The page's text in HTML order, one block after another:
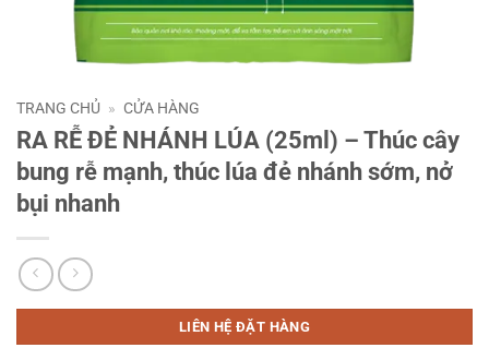
TRANG CHỦ » CỬA HÀNG
RA RỄ ĐẺ NHÁNH LÚA (25ml) – Thúc cây
bung rễ mạnh, thúc lúa đẻ nhánh sớm, nở
bụi nhanh
LIÊN HỆ ĐẶT HÀNG